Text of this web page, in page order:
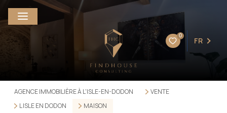
0
FR
AGENCE IMMOBILIÈRE À L'ISLE-EN-DODON
VENTE
L ISLE EN DODON
MAISON